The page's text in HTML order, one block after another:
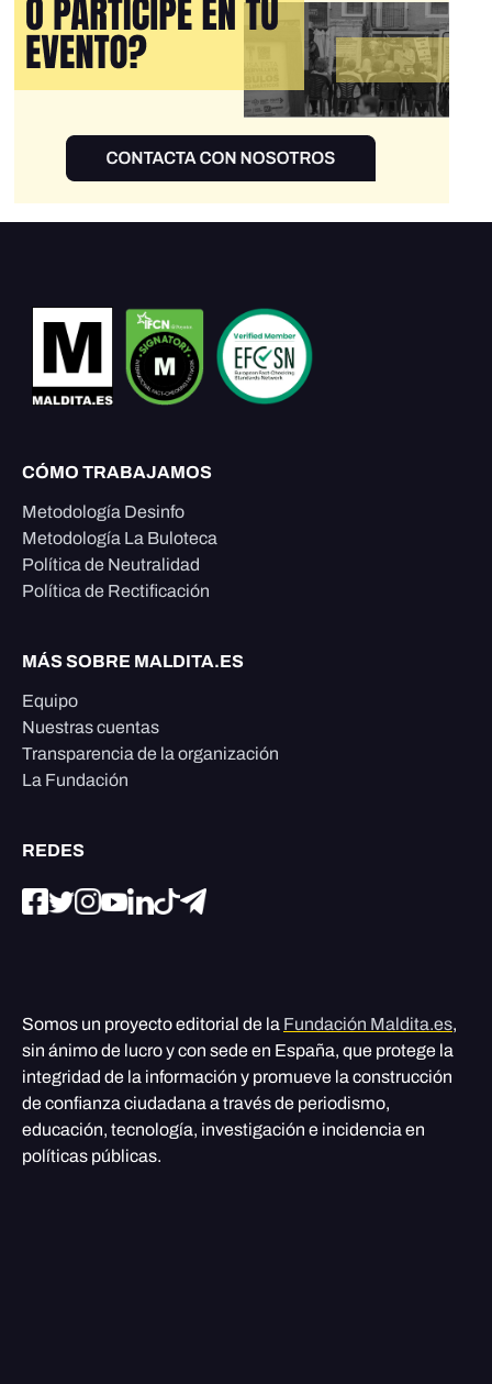
CÓMO TRABAJAMOS
Metodología Desinfo
Metodología La Buloteca
Política de Neutralidad
Política de Rectificación
MÁS SOBRE MALDITA.ES
Equipo
Nuestras cuentas
Transparencia de la organización
La Fundación
REDES
Somos un proyecto editorial de la Fundación Maldita.es,
sin ánimo de lucro y con sede en España, que protege la
integridad de la información y promueve la construcción
de confianza ciudadana a través de periodismo,
educación, tecnología, investigación e incidencia en
políticas públicas.